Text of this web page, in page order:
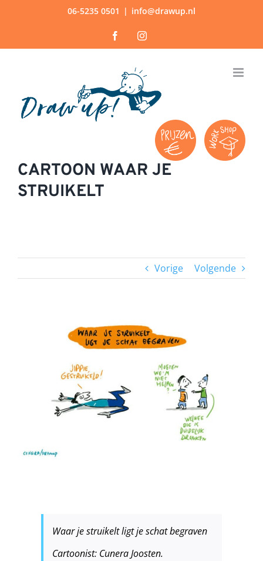
06-5235 0501 | info@drawup.nl
FacebookInstagram
CARTOON WAAR JE
STRUIKELT
Vorige Volgende
Waar je struikelt ligt je schat begraven
Cartoonist: Cunera Joosten.